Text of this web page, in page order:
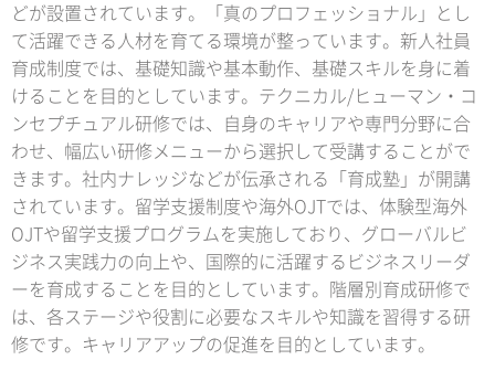
どが設置されています。「真のプロフェッショナル」とし
て活躍できる人材を育てる環境が整っています。新人社員
育成制度では、基礎知識や基本動作、基礎スキルを身に着
けることを目的としています。テクニカル/ヒューマン・コ
ンセプチュアル研修では、自身のキャリアや専門分野に合
わせ、幅広い研修メニューから選択して受講することがで
きます。社内ナレッジなどが伝承される「育成塾」が開講
されています。留学支援制度や海外OJTでは、体験型海外
OJTや留学支援プログラムを実施しており、グローバルビ
ジネス実践力の向上や、国際的に活躍するビジネスリーダ
ーを育成することを目的としています。階層別育成研修で
は、各ステージや役割に必要なスキルや知識を習得する研
修です。キャリアアップの促進を目的としています。